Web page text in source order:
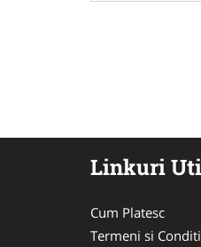
Linkuri
Cum Platesc
Termeni si